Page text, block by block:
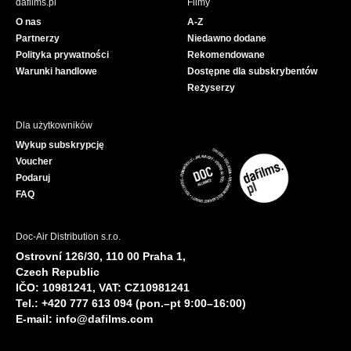
e
dafilms.pl
O nas
Partnerzy
Polityka prywatności
Warunki handlowe
Filmy
A-Z
Niedawno dodane
Rekomendowane
Dostępne dla subskrybentów
Reżyserzy
Dla użytkowników
Wykup subskrypcję
Voucher
Podaruj
FAQ
Doc-Air Distribution s.r.o.
Ostrovní 126/30, 110 00 Praha 1,
Czech Republic
IČO: 10981241, VAT: CZ10981241
Tel.: +420 777 613 094 (pon.–pt 9:00–16:00)
E-mail: info@dafilms.com